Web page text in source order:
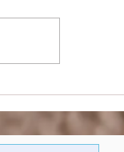
oproep
open